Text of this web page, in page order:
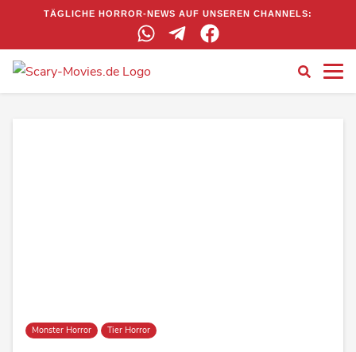
TÄGLICHE HORROR-NEWS AUF UNSEREN CHANNELS:
Monster Horror Tier Horror